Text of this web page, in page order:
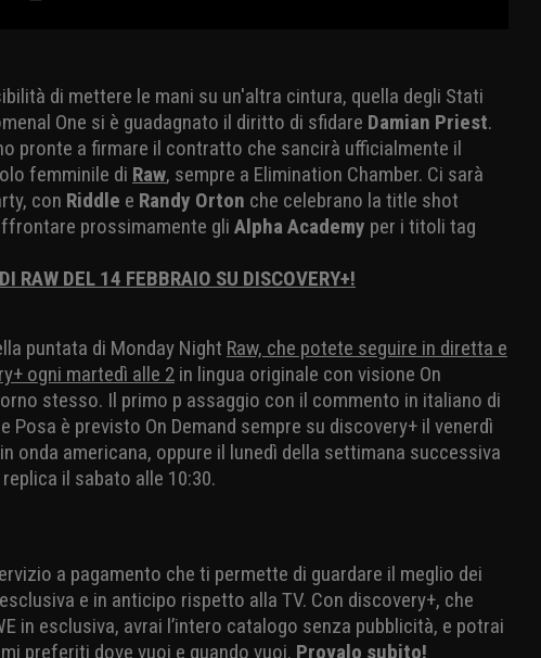
di mettere le mani su un'altra cintura, quella degli Stati
One si è guadagnato il diritto di sfidare Damian Priest.
pronte a firmare il contratto che sancirà ufficialmente il
femminile di Raw, sempre a Elimination Chamber. Ci sarà
con Riddle e Randy Orton che celebrano la title shot
prossimamente gli Alpha Academy per i titoli tag
RAW DEL 14 FEBBRAIO SU DISCOVERY+!
puntata di Monday Night Raw, che potete seguire in diretta e
ogni martedì alle 2 in lingua originale con visione On
stesso. Il primo p assaggio con il commento in italiano di
Posa è previsto On Demand sempre su discovery+ il venerdì
onda americana, oppure il lunedì della settimana successiva
il sabato alle 10:30.
a pagamento che ti permette di guardare il meglio dei
e in anticipo rispetto alla TV. Con discovery+, che
in esclusiva, avrai l’intero catalogo senza pubblicità, e potrai
preferiti dove vuoi e quando vuoi. Provalo subito!